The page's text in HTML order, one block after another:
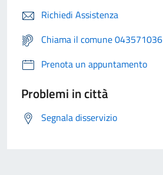
Richiedi Assistenza
Chiama il comune 043571036
Prenota un appuntamento
Problemi in città
Segnala disservizio